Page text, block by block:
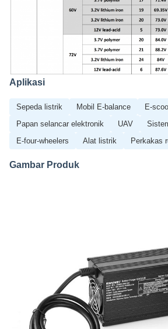
Aplikasi
Sepeda listrik Mobil E-balance
E-
Papan selancar elektronik
UAV
E-four-wheelers
Alat listrik Perkakas
Gambar Produk